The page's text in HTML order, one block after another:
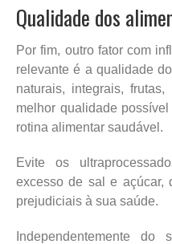
Qualidade dos
Por fim, outro fator com
relevante é a qualidade
naturais, integrais,
melhor qualidade
rotina alimentar saudável.
Evite os
excesso de sal e açúcar,
prejudiciais à sua saúde.
Independentemente